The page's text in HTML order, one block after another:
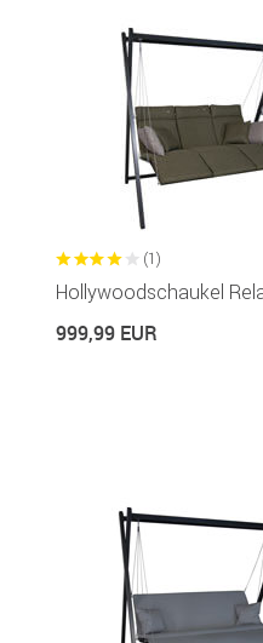
(1)
Hollywoodschaukel
999,99 EUR